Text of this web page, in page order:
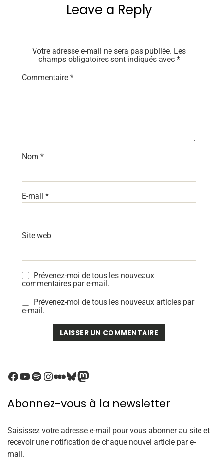
Leave a Reply
Votre adresse e-mail ne sera pas publiée. Les
champs obligatoires sont indiqués avec *
Commentaire *
Nom *
E-mail *
Site web
Prévenez-moi de tous les nouveaux
commentaires par e-mail.
Prévenez-moi de tous les nouveaux articles par
e-mail.
Abonnez-vous à la newsletter
Saisissez votre adresse e-mail pour vous abonner au site et
recevoir une notification de chaque nouvel article par e-
mail.